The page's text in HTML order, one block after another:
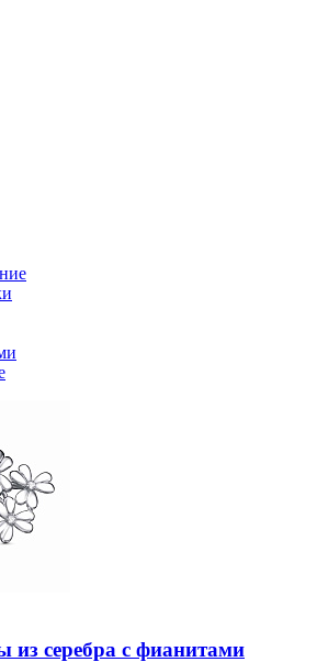
серебра с фианитами